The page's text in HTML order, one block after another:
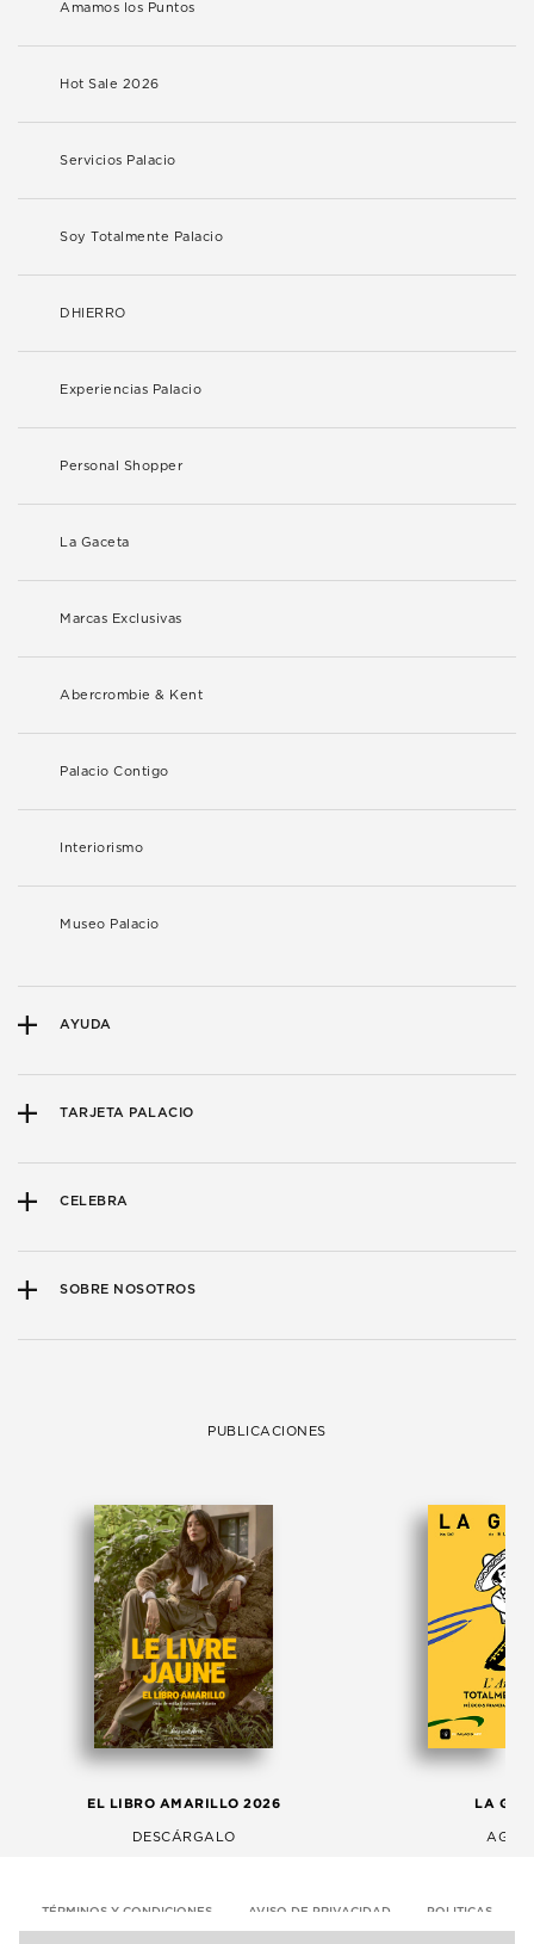
Amamos los Puntos
Hot Sale 2026
Servicios Palacio
Soy Totalmente Palacio
DHIERRO
Experiencias Palacio
Personal Shopper
La Gaceta
Marcas Exclusivas
Abercrombie & Kent
Palacio Contigo
Interiorismo
Museo Palacio
AYUDA
TARJETA PALACIO
CELEBRA
SOBRE NOSOTROS
PUBLICACIONES
EL LIBRO AMARILLO 2026
DESCÁRGALO
LA
TÉRMINOS Y CONDICIONES AVISO DE PRIVACIDAD POLITICAS